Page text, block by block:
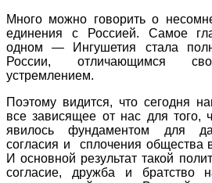
Много можно говорить о
единения с Россией. Самое
одном — Ингушетия стала
России, отличающимся
устремлением.
Поэтому видится, что сегодня
все зависящее от нас для того,
явилось фундаментом для
согласия и сплочения общества
И основной результат такой
согласие, дружба и братство